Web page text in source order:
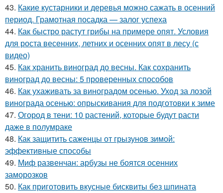
43. Какие кустарники и деревья можно сажать в осенний
период. Грамотная посадка — залог успеха
44. Как быстро растут грибы на примере опят. Условия
для роста весенних, летних и осенних опят в лесу (с
видео)
45. Как хранить виноград до весны. Как сохранить
виноград до весны: 5 проверенных способов
46. Как ухаживать за виноградом осенью. Уход за лозой
винограда осенью: опрыскивания для подготовки к зиме
47. Огород в тени: 10 растений, которые будут расти
даже в полумраке
48. Как защитить саженцы от грызунов зимой:
эффективные способы
49. Миф развенчан: арбузы не боятся осенних
заморозков
50. Как приготовить вкусные бисквиты без шпината